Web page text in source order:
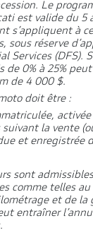
Le
est valide du 5
s’appliquent à
sous réserve
Services (DFS).
0% à 25%
de 4 000 $.
doit être :
suivant la vente
et enregistrée
sont
comme telles au
et de la
entraîner